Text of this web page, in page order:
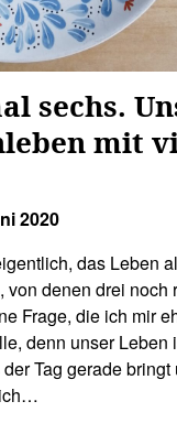
sechs.
mit
2020
das Leben
von denen drei noch
Frage, die ich mir
denn unser Leben
Tag gerade bringt